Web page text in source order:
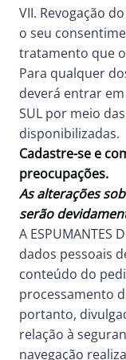
VII. Revogação
o seu
tratamento que
Para qualquer
deverá entrar em
SUL por meio
disponibilizadas.
Cadastre-se e
preocupações.
As alterações
serão
A ESPUMANTES
dados pessoais
conteúdo do
processamento
portanto,
relação à
navegação